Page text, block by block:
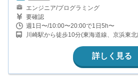
エンジニア/プログラミング
要確認
週1日〜/10:00〜20:00で1日5h〜
川崎駅から徒歩10分(東海道線、京浜東
詳しく見る